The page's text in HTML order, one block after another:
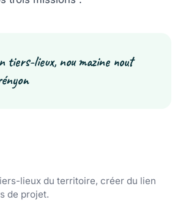
tiers-lieux, nou mazine nout
lieux du territoire, créer du lien
de projet.